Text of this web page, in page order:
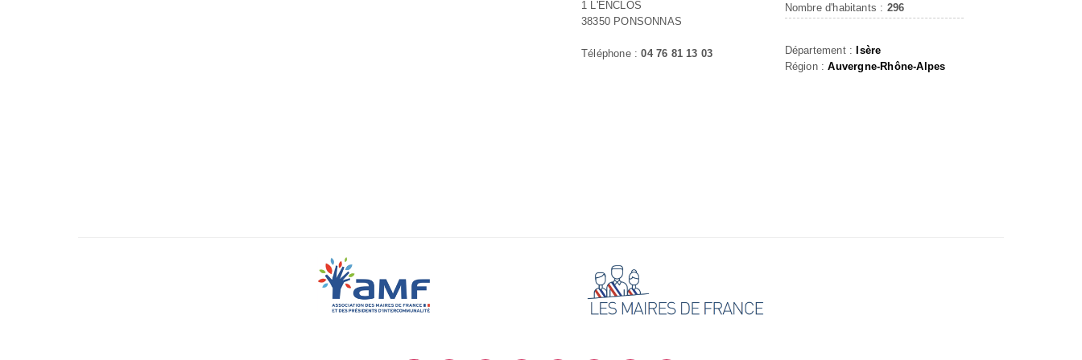
1 L'ENCLOS
38350 PONSONNAS
Téléphone :04 76 81 13 03
Nombre d'habitants : 296
Département :
Isère
Région :Auvergne-Rhône-Alpes